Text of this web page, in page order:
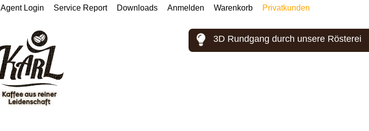
Agent Login Service Report Downloads Anmelden Warenkorb Privatkunden
3D Rundgang durch unsere Rösterei